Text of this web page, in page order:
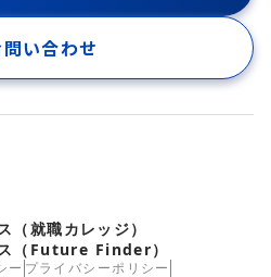
い合わせ
（就職カレッジ）
（Future Finder）
ー プライバシーポリシー